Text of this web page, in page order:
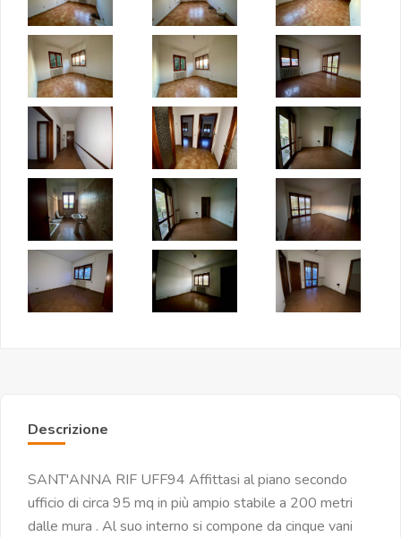
Descrizione
SANT'ANNA RIF UFF94 Affittasi al piano secondo
ufficio di circa 95 mq in più ampio stabile a 200 metri
dalle mura . Al suo interno si compone da cinque vani